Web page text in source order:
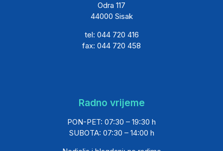
Odra 117
44000 Sisak
tel: 044 720 416
fax: 044 720 458
Radno vrijeme
PON-PET: 07:30 – 19:30 h
SUBOTA: 07:30 – 14:00 h